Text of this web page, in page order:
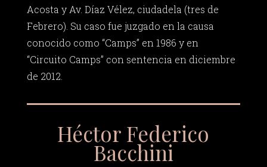
Acosta y Av. Díaz Vélez, ciudadela (tres de
Febrero). Su caso fue juzgado en la causa
conocido como “Camps” en 1986 y en
“Circuito Camps” con sentencia en diciembre
de 2012.
Héctor Federico
Bacchini